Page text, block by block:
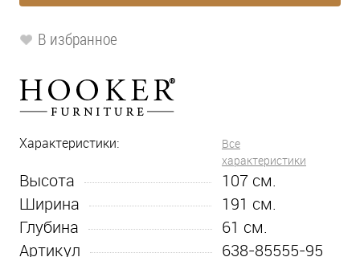
В избранное
Характеристики:
Все
характеристики
Высота 107 см.
Ширина
191 см.
Глубина
61 см.
Артикул
638-85555-95